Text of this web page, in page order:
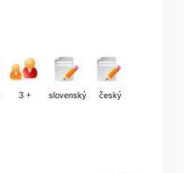
3 + slovenský český